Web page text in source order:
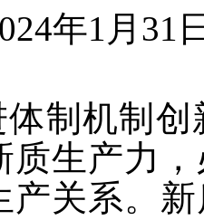
年1月31
制机制
质生产力
产关系。